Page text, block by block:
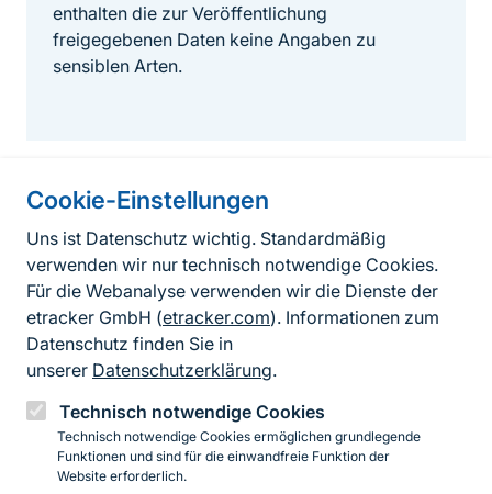
Cookie-Einstellungen
Uns ist Datenschutz wichtig. Standardmäßig
verwenden wir nur technisch notwendige Cookies.
Für die Webanalyse verwenden wir die Dienste der
etracker GmbH (etracker.com). Informationen zum
Datenschutz finden Sie in
unserer Datenschutzerklärung.
Technisch notwendige Cookies
Technisch notwendige Cookies ermöglichen grundlegende
Funktionen und sind für die einwandfreie Funktion der
Website erforderlich.
enthalten die zur Veröffentlichung
freigegebenen Daten keine Angaben zu
sensiblen Arten.
Informationen zur Seite
FußzeileKontakt zum BfN
Kontaktformular
Erklärung zur Barrierefreiheit
Impressum
Datenschutz